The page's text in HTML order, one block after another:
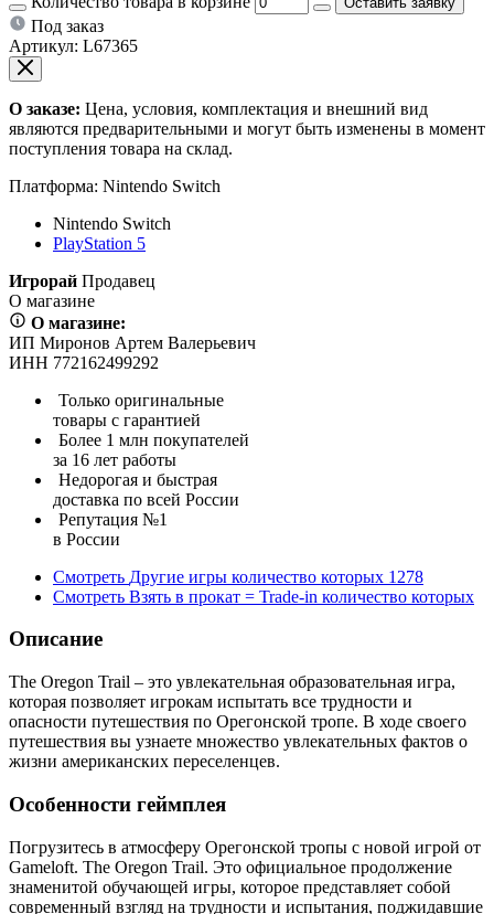
Под заказ
Артикул: L67365
О заказе: Цена, условия, комплектация и внешний вид
являются предварительными и могут быть изменены в момент
поступления товара на склад.
Платформа: Nintendo Switch
Nintendo Switch
PlayStation 5
Игрорай Продавец
О магазине
О магазине:
ИП Миронов Артем Валерьевич
ИНН 772162499292
Только оригинальные
товары с гарантией
Более 1 млн покупателей
за 16 лет работы
Недорогая и быстрая
доставка по всей России
Репутация №1
в России
Смотреть Другие игры количество которых 1278
Смотреть Взять в прокат = Trade-in количество которых
Описание
The Oregon Trail – это увлекательная образовательная игра,
которая позволяет игрокам испытать все трудности и
опасности путешествия по Орегонской тропе. В ходе своего
путешествия вы узнаете множество увлекательных фактов о
жизни американских переселенцев.
Особенности геймплея
Погрузитесь в атмосферу Орегонской тропы с новой игрой от
Gameloft. The Oregon Trail. Это официальное продолжение
знаменитой обучающей игры, которое представляет собой
современный взгляд на трудности и испытания, поджидавшие